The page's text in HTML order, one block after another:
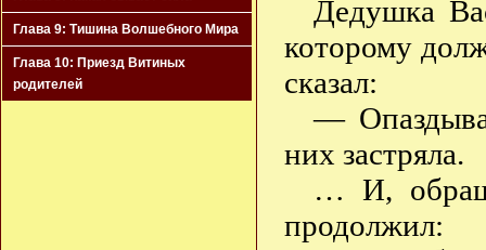
Глава 9: Тишина Волшебного Мира
Глава 10: Приезд Витиных
родителей
Дедушка
которому
сказал:
—
них застряла.
… И,
продолжил: